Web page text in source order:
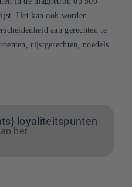
Het kan ook worden
aan gerechten te
rijstgerechten, noedels
loyaliteitspunten
het